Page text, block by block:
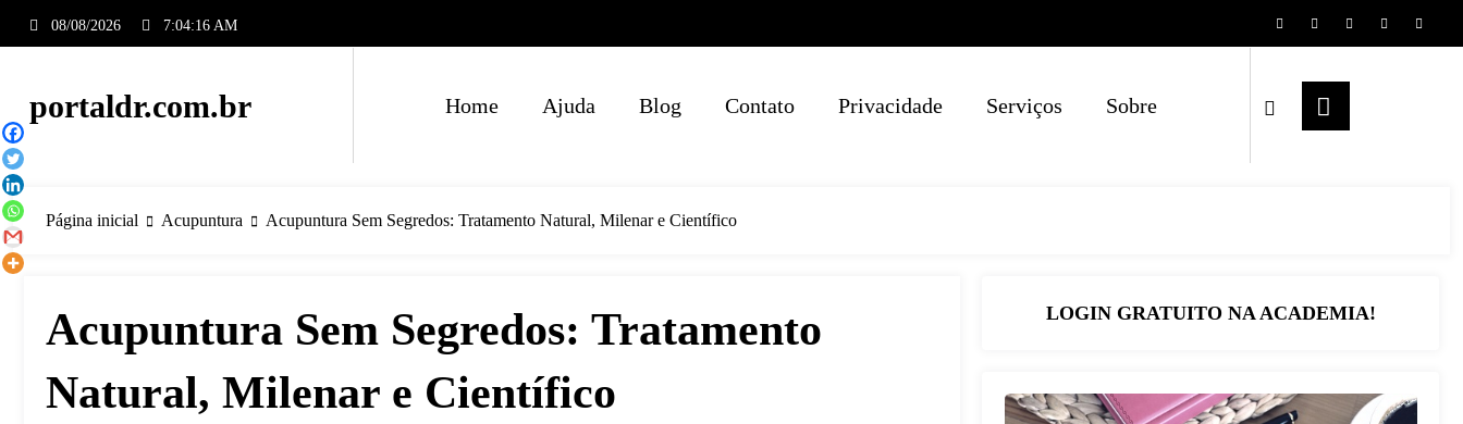
08/08/2026 7:04:17 AM
portaldr.com.br Home Ajuda Blog Contato Privacidade Serviços Sobre
Página inicial Acupuntura Acupuntura Sem Segredos: Tratamento Natural, Milenar e Científico
Acupuntura Sem Segredos: Tratamento
Natural, Milenar e Científico
LOGIN GRATUITO NA ACADEMIA!